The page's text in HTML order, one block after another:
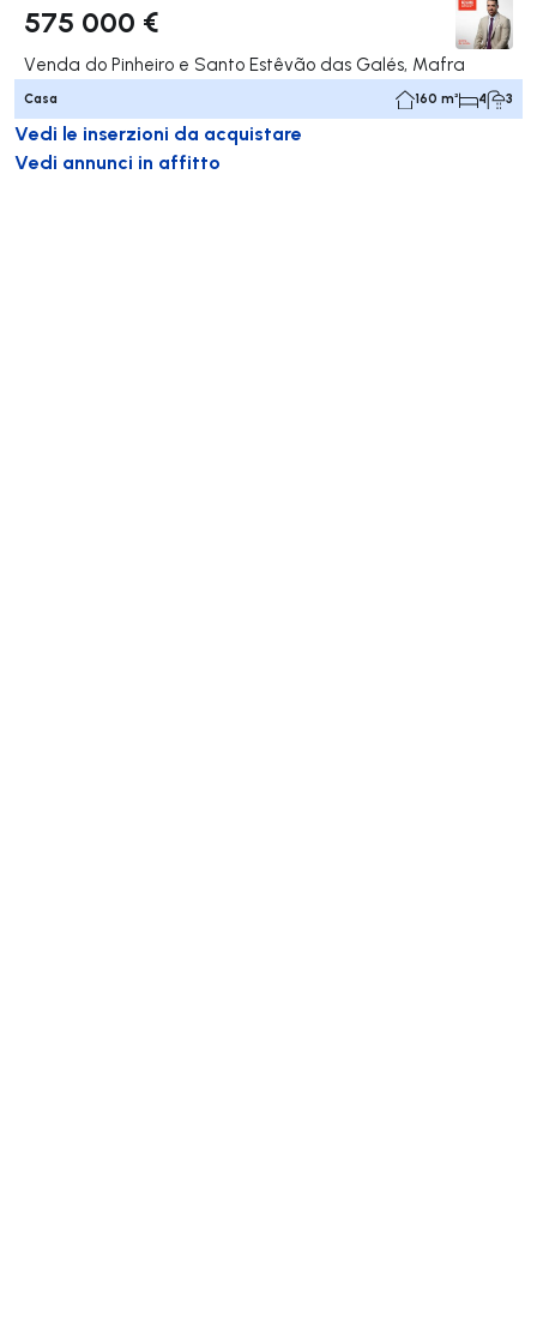
575 000 €
Venda do Pinheiro e Santo Estêvão das Galés, Mafra
Casa 160 m² 4 3
Vedi le inserzioni da acquistare
Vedi annunci in affitto